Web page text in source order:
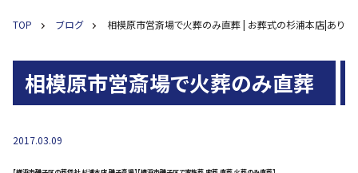
TOP ブログ 相模原市営斎場で火葬のみ直葬 | お葬式の杉浦本店|ありが
相模原市営斎場で火葬のみ直葬
2017.03.09